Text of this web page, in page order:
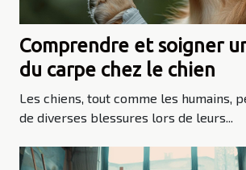
Comprendre et soigner
du carpe chez le chien
Les chiens, tout comme les humains,
de diverses blessures lors de leurs...